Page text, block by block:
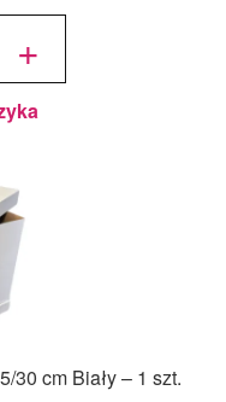
+
30 cm Biały – 1 szt.